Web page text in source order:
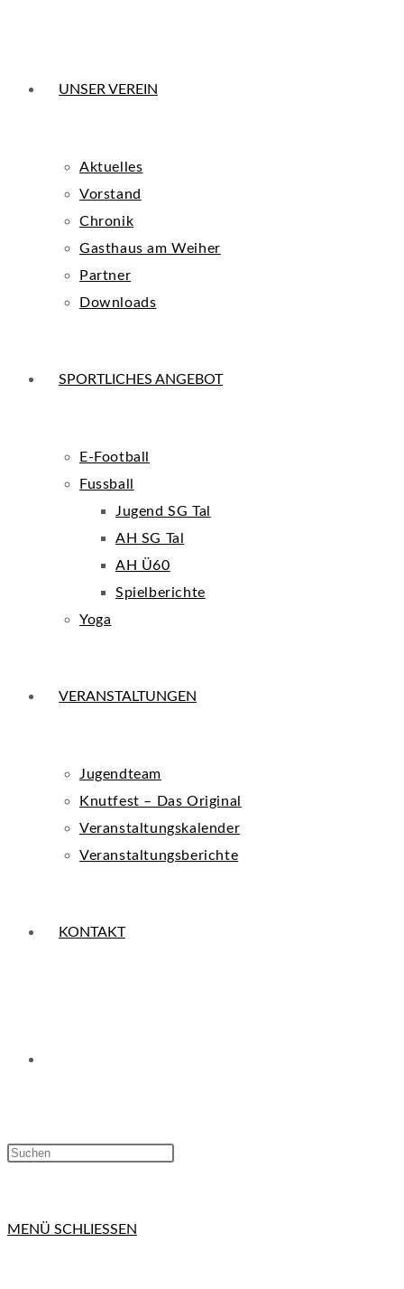
UNSER VEREIN
Aktuelles
Vorstand
Chronik
Gasthaus am Weiher
Partner
Downloads
SPORTLICHES ANGEBOT
E-Football
Fussball
Jugend SG Tal
AH SG Tal
AH Ü60
Spielberichte
Yoga
VERANSTALTUNGEN
Jugendteam
Knutfest – Das Original
Veranstaltungskalender
Veranstaltungsberichte
KONTAKT
MENÜ SCHLIESSEN